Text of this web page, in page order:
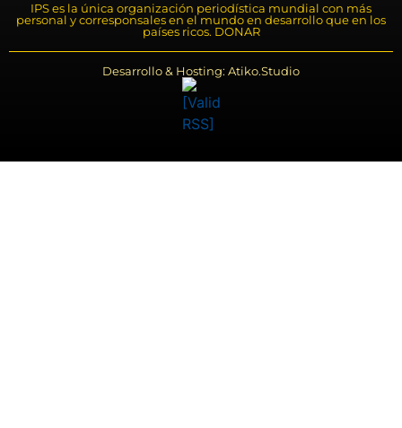
IPS es la única organización periodística mundial con más
personal y corresponsales en el mundo en desarrollo que en los
países ricos. DONAR
Desarrollo & Hosting: Atiko.Studio